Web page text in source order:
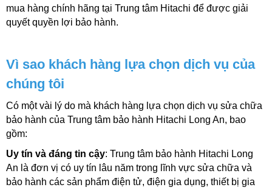
mua hàng chính hãng tại Trung tâm Hitachi để được giải
quyết quyền lợi bảo hành.
Vì sao khách hàng lựa chọn dịch vụ của
chúng tôi
Có một vài lý do mà khách hàng lựa chọn dịch vụ sửa chữa
bảo hành của Trung tâm bảo hành Hitachi Long An, bao
gồm:
Uy tín và đáng tin cậy: Trung tâm bảo hành Hitachi Long
An là đơn vị có uy tín lâu năm trong lĩnh vực sửa chữa và
bảo hành các sản phẩm điện tử, điện gia dụng, thiết bị gia